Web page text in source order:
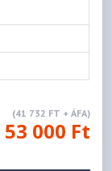
(41 732 FT + ÁFA)
53 000 Ft